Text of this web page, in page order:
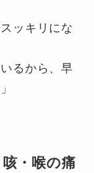
ッキリにな
るから、早
・喉の痛